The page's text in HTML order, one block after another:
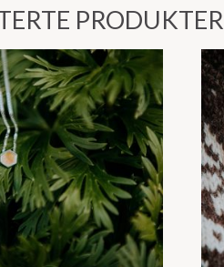
PRODUKTER